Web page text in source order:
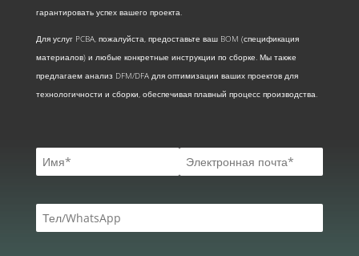
гарантировать успех вашего проекта.
Для услуг PCBA, пожалуйста, предоставьте ваш BOM (спецификация
материалов) и любые конкретные инструкции по сборке. Мы также
предлагаем анализ DFM/DFA для оптимизации ваших проектов для
технологичности и сборки, обеспечивая плавный процесс производства.